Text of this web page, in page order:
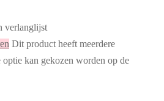
verlanglijst
Dit product heeft meerdere
optie kan gekozen worden op de